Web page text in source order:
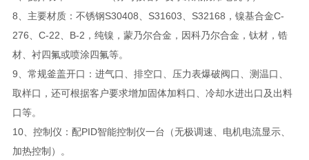
8、主要材质：不锈钢S30408、S31603、S32168，镍基合金C-
276、C-22、B-2，纯镍，蒙乃尔合金，因科乃尔合金，钛材，锆
材、衬四氟或喷涂四氟等。
9、常规釜盖开口：进气口、排空口、压力表爆破阀口、测温口、
取样口，还可根据客户要求增加固体加料口、冷却水进出口及出料
口等。
10、控制仪：配PID智能控制仪一台（无极调速、电机电流显示、
加热控制）。